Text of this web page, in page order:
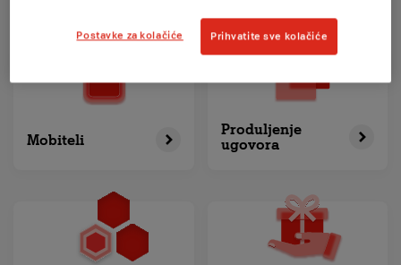
Mobiteli
Produljenje
ugovora
Postavke za kolačiće Prihvatite sve kolačiće